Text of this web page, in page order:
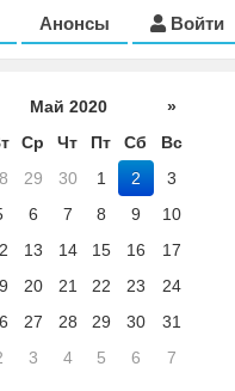
Анонсы Войти
Май 2020
»
Ср Чт Пт Сб
Вс
29 30 1 2
3
6 7 8 9
10
13 14 15 16
17
20 21 22 23
24
27 28 29 30
31
3 4 5 6 7